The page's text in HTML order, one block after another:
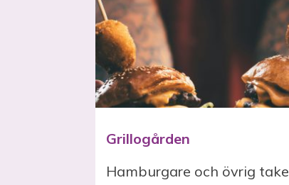
Grillogården
Hamburgare och övrig take